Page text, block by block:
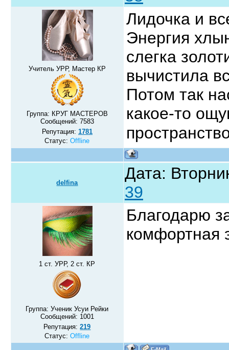
Учитель УРР, Мастер КР
Группа: КРУГ МАСТЕРОВ
Сообщений: 7583
Репутация: 1781
Статус:Offline
Лидочка и
Энергия
слегка
вычистила
Потом так
какое-то
delfina
Дата:
39
1 ст. УРР, 2 ст. КР
Группа: Ученик Усуи Рейки
Сообщений: 1001
Репутация:219
Статус:Offline
Благодарю
комфортная